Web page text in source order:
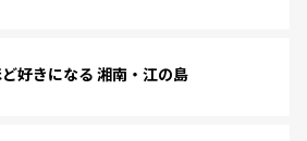
好きになる 湘南・江の島